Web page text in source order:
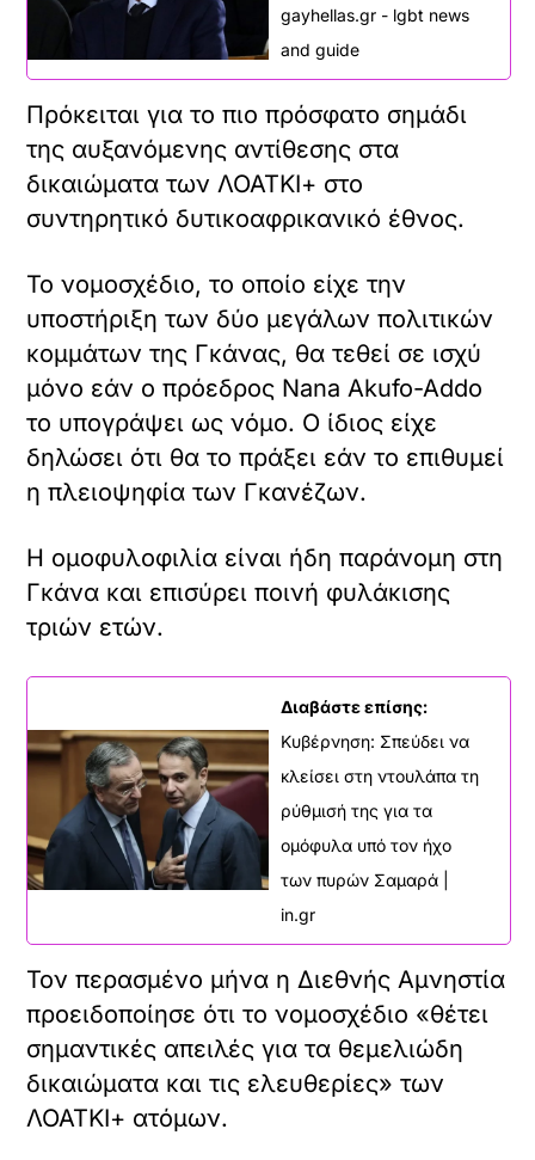
gayhellas.gr - lgbt news
and guide
Πρόκειται για το πιο πρόσφατο σημάδι
της αυξανόμενης αντίθεσης στα
δικαιώματα των ΛΟΑΤΚΙ+ στο
συντηρητικό δυτικοαφρικανικό έθνος.
Το νομοσχέδιο, το οποίο είχε την
υποστήριξη των δύο μεγάλων πολιτικών
κομμάτων της Γκάνας, θα τεθεί σε ισχύ
μόνο εάν ο πρόεδρος Nana Akufo-Addo
το υπογράψει ως νόμο. Ο ίδιος είχε
δηλώσει ότι θα το πράξει εάν το επιθυμεί
η πλειοψηφία των Γκανέζων.
Η ομοφυλοφιλία είναι ήδη παράνομη στη
Γκάνα και επισύρει ποινή φυλάκισης
τριών ετών.
Διαβάστε επίσης:
Κυβέρνηση: Σπεύδει να
κλείσει στη ντουλάπα τη
ρύθμισή της για τα
ομόφυλα υπό τον ήχο
των πυρών Σαμαρά |
in.gr
Τον περασμένο μήνα η Διεθνής Αμνηστία
προειδοποίησε ότι το νομοσχέδιο «θέτει
σημαντικές απειλές για τα θεμελιώδη
δικαιώματα και τις ελευθερίες» των
ΛΟΑΤΚΙ+ ατόμων.